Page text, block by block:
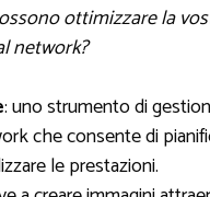
ottimizzare la
network?
: uno strumento di
che consente di
le prestazioni.